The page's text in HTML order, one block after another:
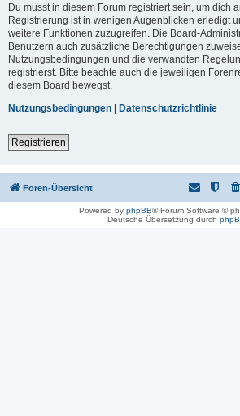
Du musst in diesem Forum registriert sein, um dich
Registrierung ist in wenigen Augenblicken erledigt
weitere Funktionen zuzugreifen. Die Board-
Benutzern auch zusätzliche Berechtigungen
Nutzungsbedingungen und die verwandten
registrierst. Bitte beachte auch die jeweiligen
diesem Board bewegst.
Nutzungsbedingungen | Datenschutzrichtlinie
Registrieren
Foren-Übersicht
Powered by phpBB® Forum Software ©
Deutsche Übersetzung durch